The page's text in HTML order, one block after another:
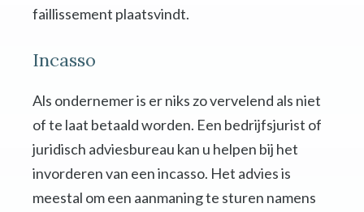
faillissement plaatsvindt.
Incasso
Als ondernemer is er niks zo vervelend als niet
of te laat betaald worden. Een bedrijfsjurist of
juridisch adviesbureau kan u helpen bij het
invorderen van een incasso. Het advies is
meestal om een aanmaning te sturen namens